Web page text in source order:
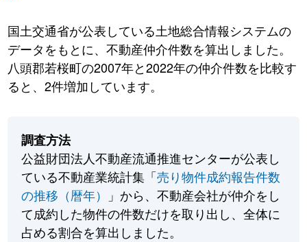
国土交通省が公表している土地総合情報システムの
データをもとに、不動産仲介件数を算出しました。
八頭郡若桜町の2007年と2022年の仲介件数を比較す
ると、2件増加しています。
調査方法
公益財団法人不動産流通推進センターが公表し
ている不動産業統計集「売り物件成約報告件数
の推移（暦年）
」から、不動産会社が仲介をし
て成約した物件の件数だけを取り出し、全体に
占める割合を算出しました。